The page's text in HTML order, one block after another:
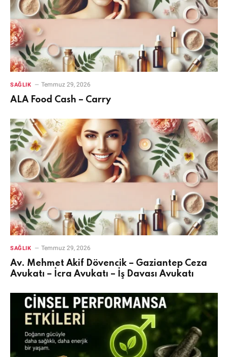
SAĞLIK Temmuz 29, 2026
ALA Food Cash – Carry
SAĞLIK Temmuz 29, 2026
Av. Mehmet Akif Dövencik – Gaziantep Ceza
Avukatı – İcra Avukatı – İş Davası Avukatı